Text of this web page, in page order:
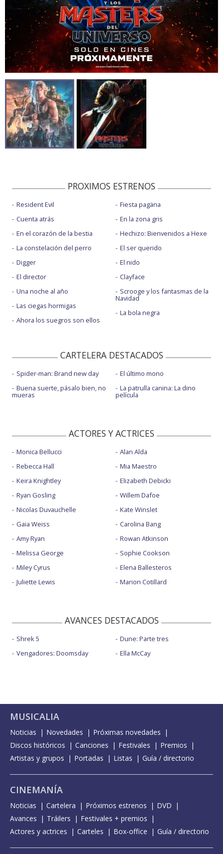
PROXIMOS ESTRENOS
Resident Evil
Cuenta atrás
En el corazón de la bestia
La constelación del perro
Digger
El director
Una noche al año
Las ciegas hormigas
Ahora los suegros son ellos
Fiesta pagäna
En la zona gris
Hechizo: Bienvenidos a Hexe
El ser querido
El nido
Clayface
Scrooge y los fantasmas de la
Navidad
La bola negra
CARTELERA DESTACADOS
Spider-man: Brand new day
Buena suerte, pásalo bien, no
mueras
El último mono
La patrulla canina: La dino
película
ACTORES Y ACTRICES
Monica Bellucci
Rebecca Hall
Keira Knightley
Ryan Gosling
Nicolas Duvauchelle
Gaia Weiss
Amy Ryan
Melissa George
Miley Cyrus
Juliette Lewis
Alan Alda
Mia Maestro
Elizabeth Debicki
Willem Dafoe
Kate Winslet
Carolina Bang
Rowan Atkinson
Sophie Cookson
Elena Ballesteros
Marion Cotillard
AVANCES DESTACADOS
Shrek 5
Vengadores: Doomsday
Dune: Parte tres
Ella McCay
MUSICALIA
Noticias Novedades
Próximas novedades
Discos históricos
Canciones Festivales
Premios
Artistas y grupos
Portadas Listas Guía / directorio
CINEMANÍA
Noticias Cartelera Próximos estrenos
DVD
Avances
Tráilers
Festivales + premios
Actores y actrices
Carteles Box-office Guía / directorio